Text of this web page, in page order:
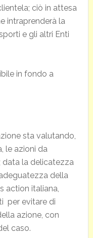
ciò in attesa
intraprenderà la
e gli altri Enti
in fondo a
sta valutando,
le azioni da
data la delicatezza
della
action italiana,
per evitare di
azione, con
caso.